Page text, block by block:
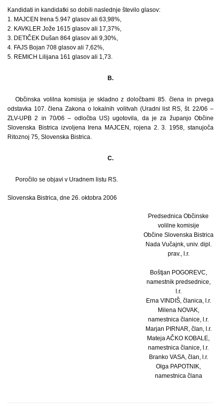
Kandidati in kandidatki so dobili naslednje število glasov:
1. MAJCEN Irena 5.947 glasov ali 63,98%,
2. KAVKLER Jože 1615 glasov ali 17,37%,
3. DETIČEK Dušan 864 glasov ali 9,30%,
4. FAJS Bojan 708 glasov ali 7,62%,
5. REMICH Lilijana 161 glasov ali 1,73.
B.
Občinska volilna komisija je skladno z določbami 85. člena in prvega
odstavka 107. člena Zakona o lokalnih volitvah (Uradni list RS, št. 22/06 –
ZLV-UPB 2 in 70/06 – odločba US) ugotovila, da je za županjo Občine
Slovenska Bistrica izvoljena Irena MAJCEN, rojena 2. 3. 1958, stanujoča
Ritoznoj 75, Slovenska Bistrica.
C.
Poročilo se objavi v Uradnem listu RS.
Slovenska Bistrica, dne 26. oktobra 2006
Predsednica Občinske
volilne komisije
Občine Slovenska Bistrica
Nada Vučajnk, univ. dipl.
prav., l.r.
Boštjan POGOREVC,
namestnik predsednice,
l.r.
Erna VINDIŠ, članica, l.r.
Milena NOVAK,
namestnica članice, l.r.
Marjan PIRNAR, član, l.r.
Mateja AČKO KOBALE,
namestnica članice, l.r.
Branko VASA, član, l.r.
Olga PAPOTNIK,
namestnica člana